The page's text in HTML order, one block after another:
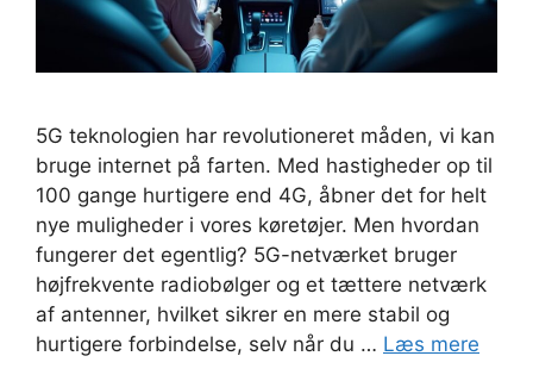
5G teknologien har revolutioneret måden, vi kan
bruge internet på farten. Med hastigheder op til
100 gange hurtigere end 4G, åbner det for helt
nye muligheder i vores køretøjer. Men hvordan
fungerer det egentlig? 5G-netværket bruger
højfrekvente radiobølger og et tættere netværk
af antenner, hvilket sikrer en mere stabil og
hurtigere forbindelse, selv når du … Læs mere